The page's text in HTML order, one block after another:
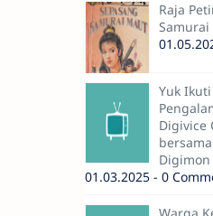
Raja
Samurai
Yuk
Digivice
01.03.2025 - 0